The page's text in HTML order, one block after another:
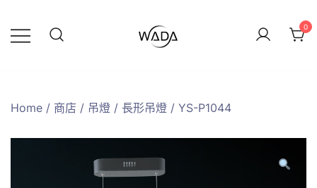
0
Home / 商店 / 吊燈 / 長形吊燈 / YS-P1044